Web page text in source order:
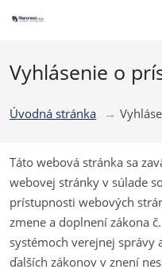
Vyhlásenie o
Úvodná stránka
Táto webová stránka sa
webovej stránky v súlade
prístupnosti webových
zmene a doplnení zákona
systémoch verejnej správy
ďalších zákonov v znení